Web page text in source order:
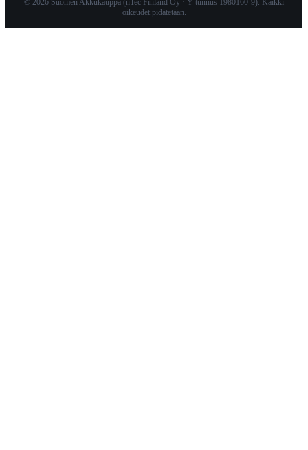
© 2026 Suomen Akkukauppa (nTec Finland Oy · Y-tunnus 1980160-9). Kaikki
oikeudet pidätetään.